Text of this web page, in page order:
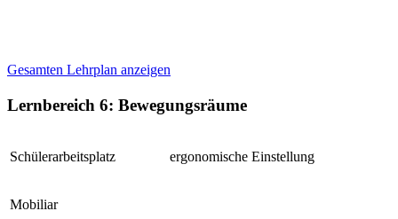
Gesamten Lehrplan anzeigen
Lernbereich 6: Bewegungsräume
Schülerarbeitsplatz ergonomische Einstellung
Mobiliar